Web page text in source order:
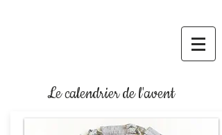
Le calendrier de l'avent